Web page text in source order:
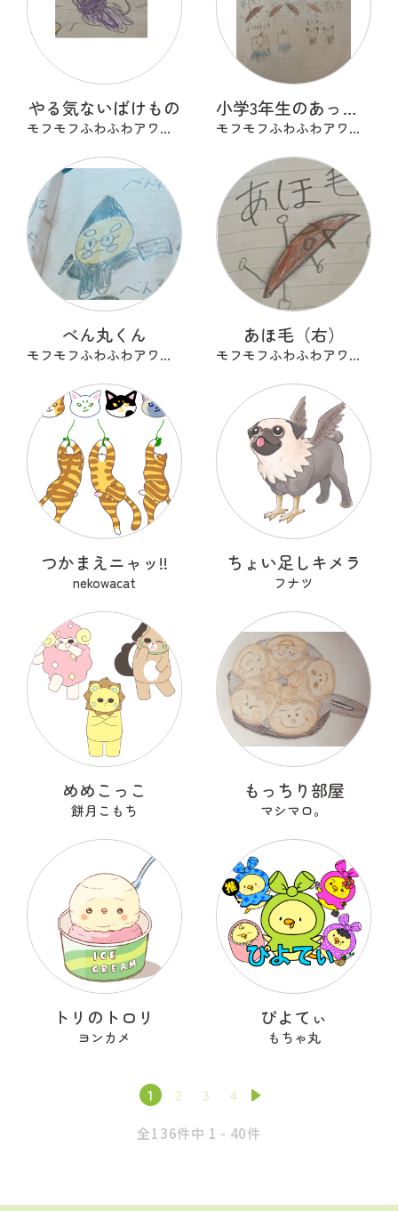
やる気ないばけもの
モフモフふわふわアワアワ
小学3年生のあったらいいな
モフモフふわふわアワアワ
べん丸くん
モフモフふわふわアワアワ
あほ毛（右）
モフモフふわふわアワアワ
つかまえニャッ!!
nekowacat
ちょい足しキメラ
フナツ
めめこっこ
餅月こもち
もっちり部屋
マシマロ。
トリのトロリ
ヨンカメ
ぴよてぃ
もちゃ丸
1 2 3 4
全136件中 1 - 40件